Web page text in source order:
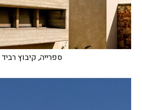
ספרייה, קיבוץ רביד